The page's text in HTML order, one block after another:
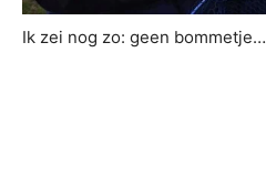
Ik zei nog zo: geen bommetje…